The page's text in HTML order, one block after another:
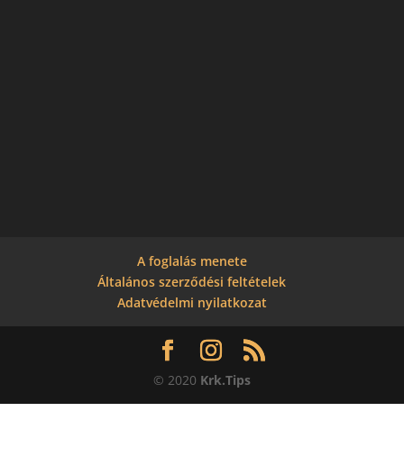
A foglalás menete
Általános szerződési feltételek
Adatvédelmi nyilatkozat
© 2020 Krk.Tips